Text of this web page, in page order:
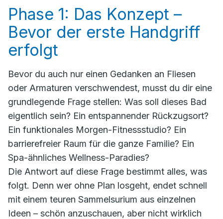
Phase 1: Das Konzept –
Bevor der erste Handgriff
erfolgt
Bevor du auch nur einen Gedanken an Fliesen
oder Armaturen verschwendest, musst du dir eine
grundlegende Frage stellen: Was soll dieses Bad
eigentlich sein? Ein entspannender Rückzugsort?
Ein funktionales Morgen-Fitnessstudio? Ein
barrierefreier Raum für die ganze Familie? Ein
Spa-ähnliches Wellness-Paradies?
Die Antwort auf diese Frage bestimmt alles, was
folgt. Denn wer ohne Plan losgeht, endet schnell
mit einem teuren Sammelsurium aus einzelnen
Ideen – schön anzuschauen, aber nicht wirklich